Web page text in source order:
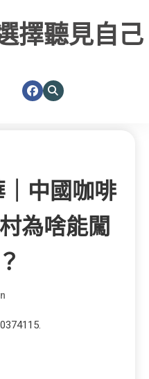
擇聽見自己
中國咖啡
為啥能闖